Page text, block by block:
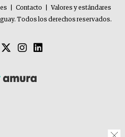
Contacto
Valores y estándares
Todos los derechos reservados.